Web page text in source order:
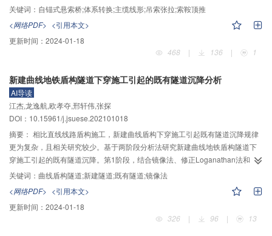
接长体系转换方案。为在有限元计算时精确模拟方案中主、散索鞍施工状态，
将索鞍圆心点与塔顶或散索鞍底座中心点建立刚臂和主从约束两个边界，通过
激活、钝化刚臂模拟索鞍临时固定和滑移状态，通过设置索鞍圆心点强制位移
模拟索鞍超顶状态。以双塔3跨和独塔2跨2座自锚式悬索桥为例，根据现场实际
情况分别制定了2套吊索不接长体系转换方案，并建立有限元模型对2座桥梁体
关键桥跨，主缆跨径和主缆长度是影响主缆垂度、避免吊索接长的关键可控参
数；通过增大主缆初期变形可有效避免吊索接长，实施方案为张拉主跨长出段
吊索使主索鞍超前就位，以改变主缆跨度；提前施工部分二期恒载、加劲梁在
第1轮吊索张拉后脱架，以增加主缆弹性伸长。由2座桥梁实例分析结果可知，
体系转换前期主索鞍可控滑移、超前就位，后期对称张拉桥塔两侧吊索，使主
缆和主索鞍间的抗滑移安全系数和桥塔应力均变化平稳，所提方案和索鞍模拟
方法达到了预期目的，可为同类型自锚式悬索桥体系转换提供参考。
关键词： 自锚式悬索桥;体系转换;主缆线形;吊索张拉;索鞍顶推
<网络PDF> <引用本文>
更新时间： 2024-01-18
468
| 136 | 1
新建曲线地铁盾构隧道下穿施工引起的既有隧道沉降分析
AI导读
江杰,龙逸航,欧孝夺,邢轩伟,张探
DOI：10.15961/j.jsuese.202101018
摘要： 相比直线线路盾构施工，新建曲线盾构下穿施工引起既有隧道沉降规律
更为复杂，且相关研究较少。基于两阶段分析法研究新建曲线地铁盾构隧道下
穿施工引起的既有隧道沉降。第1阶段，结合镜像法、修正Loganathan法和
Mindlin解，考虑曲线盾构转弯过程中的转弯超挖间隙和弯道内外侧不平衡施工
参数的影响，计算新建曲线盾构施工引起土体竖向位移的3维解；第2阶段，将
土体竖向位移视为位移荷载，施加在既有隧道上，基于Pasternak地基理论和
Timoshenko梁理论，构建能够同时考虑土体剪切效应和既有隧道剪切效应的既
有隧道沉降控制方程，运用有限差分法对方程降阶并求解。最后，与工程实例
关键词： 曲线盾构隧道;新建隧道;既有隧道;镜像法
<网络PDF> <引用本文>
更新时间： 2024-01-18
326
| 96 | 13